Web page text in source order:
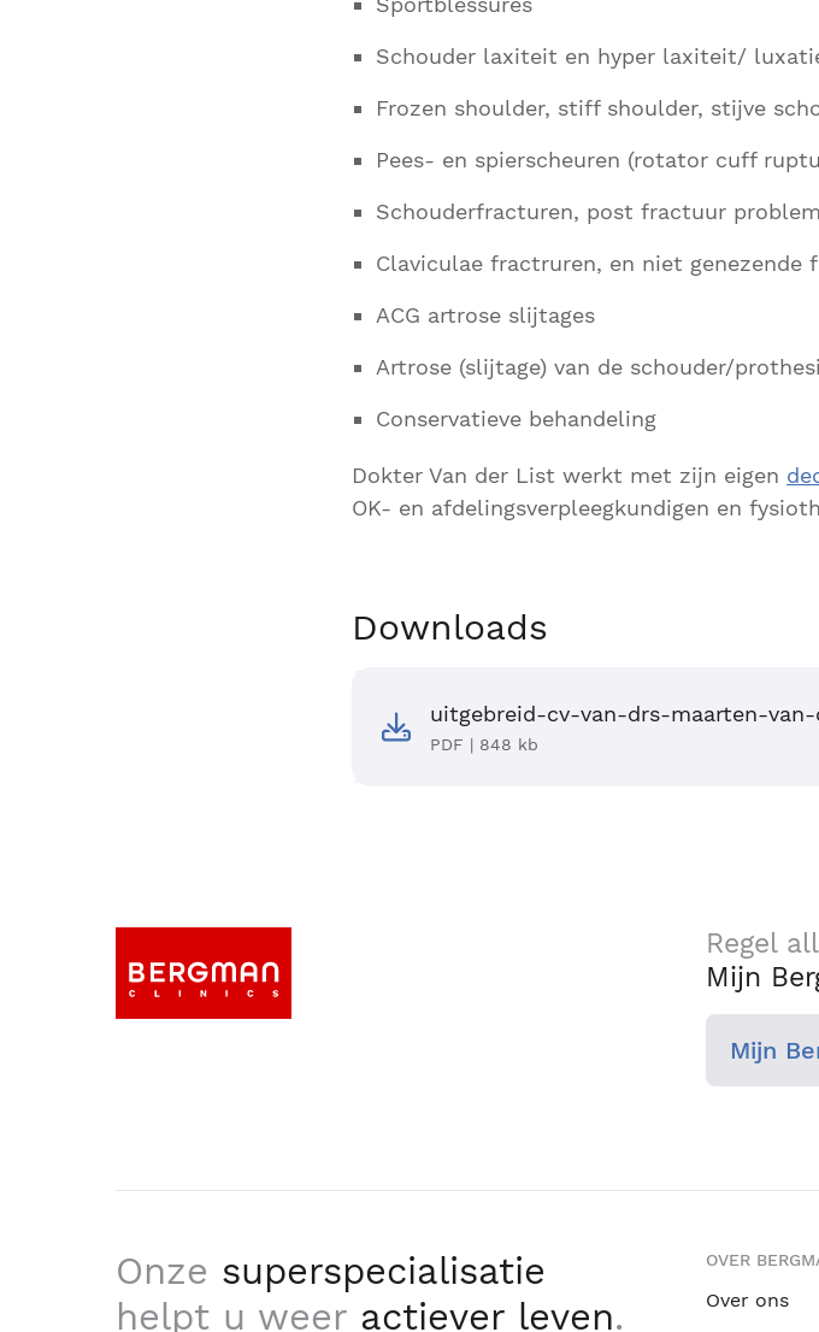
Schouder laxiteit en hyper laxiteit/
Frozen shoulder, stiff shoulder, stijve
Pees- en spierscheuren (rotator cuff
Schouderfracturen, post fractuur
Claviculae fractruren, en niet genezende
ACG artrose slijtages
Artrose (slijtage) van de schouder/
Conservatieve behandeling
Dokter Van der List werkt met zijn eigen
OK- en afdelingsverpleegkundigen en
Downloads
uitgebreid-cv-van-drs-maarten-
PDF | 848 kb
Regel
Mijn
Mijn
Onze superspecialisatie
helpt u weer actiever leven.
OVER
Over ons